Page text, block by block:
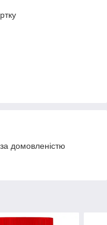
домовленістю